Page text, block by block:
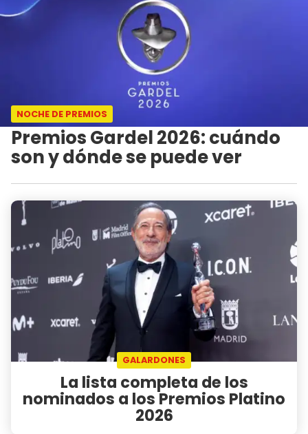
NOCHE DE PREMIOS
Premios Gardel 2026: cuándo
son y dónde se puede ver
GALARDONES
La lista completa de los
nominados a los Premios Platino
2026